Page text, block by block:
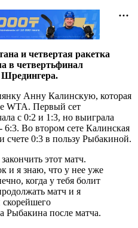
и четвертая ракетка
в четвертьфинал
Анну Калинскую, которая
WTA. Первый сет
с 0:2 и 1:3, но выиграла
Во втором сете Калинская
счете 0:3 в пользу Рыбакиной.
этот матч.
и я знаю, что у нее уже
когда у тебя болит
матч и я
скорейшего
Рыбакина после матча.